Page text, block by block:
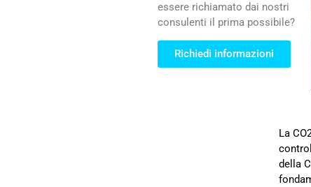
essere richiamato dai nostri
consulenti il prima possibile?
Richiedi informazioni
La
della